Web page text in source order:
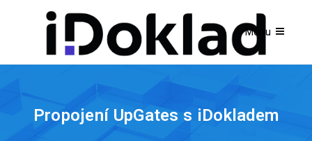
Propojení UpGates s iDokladem